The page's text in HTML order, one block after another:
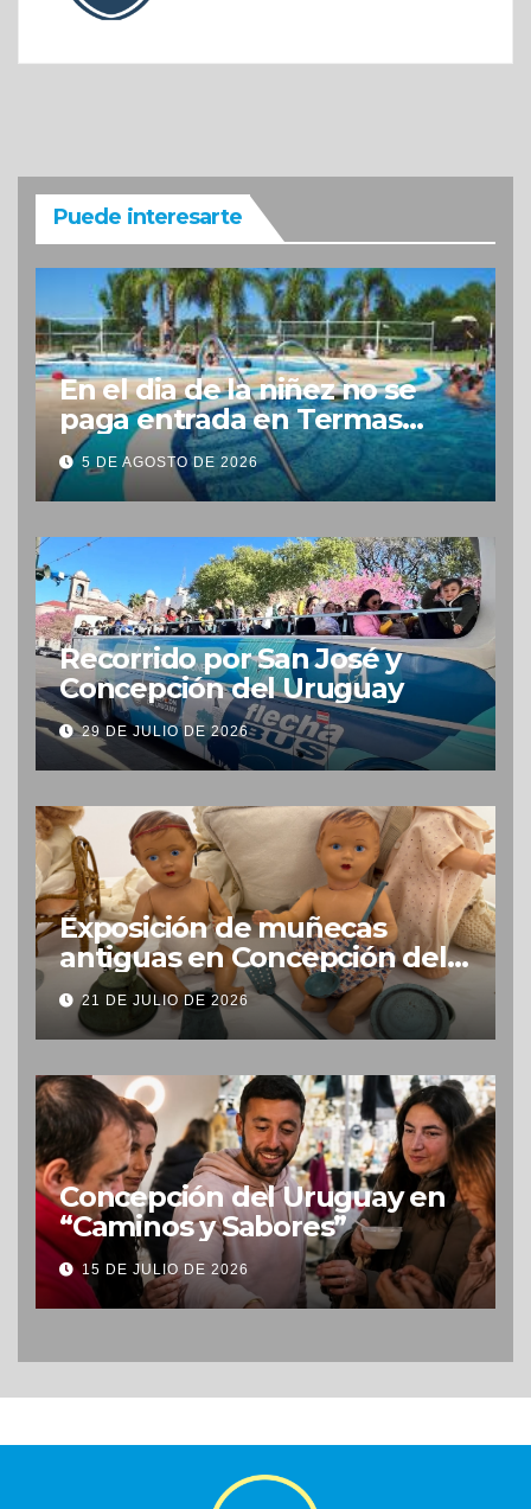
Puede interesarte
En el dia de la niñez no se
paga entrada en Termas
Concepción
5 DE AGOSTO DE 2026
Recorrido por San José y
Concepción del Uruguay
29 DE JULIO DE 2026
Exposición de muñecas
antiguas en Concepción del
Uruguay
21 DE JULIO DE 2026
Concepción del Uruguay en
“Caminos y Sabores”
15 DE JULIO DE 2026